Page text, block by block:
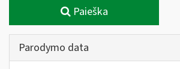
Paieška
Parodymo data